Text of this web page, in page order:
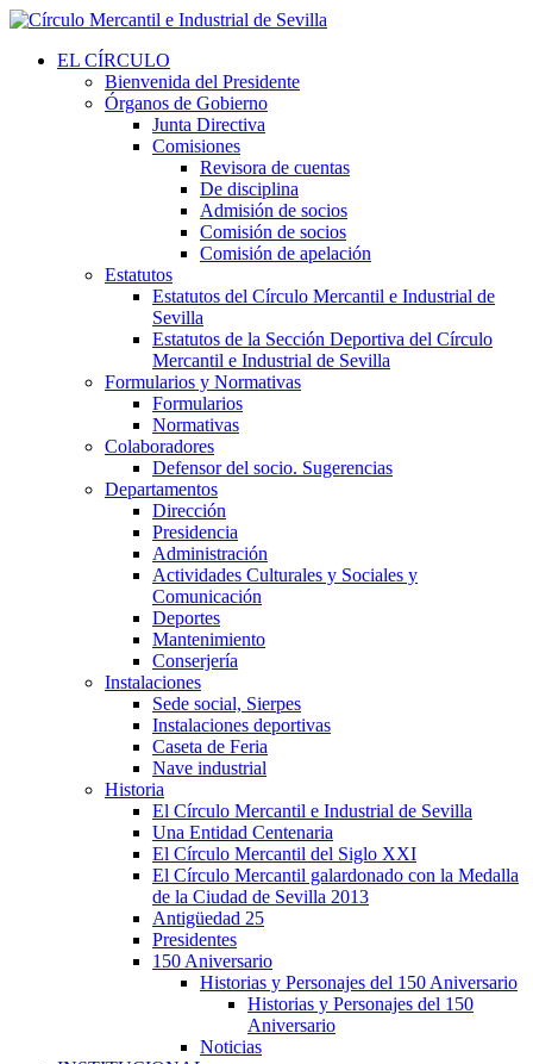
EL CÍRCULO
Bienvenida del Presidente
Órganos de Gobierno
Junta Directiva
Comisiones
Revisora de cuentas
De disciplina
Admisión de socios
Comisión de socios
Comisión de apelación
Estatutos
Estatutos del Círculo Mercantil e Industrial de
Sevilla
Estatutos de la Sección Deportiva del Círculo
Mercantil e Industrial de Sevilla
Formularios y Normativas
Formularios
Normativas
Colaboradores
Defensor del socio. Sugerencias
Departamentos
Dirección
Presidencia
Administración
Actividades Culturales y Sociales y
Comunicación
Deportes
Mantenimiento
Conserjería
Instalaciones
Sede social, Sierpes
Instalaciones deportivas
Caseta de Feria
Nave industrial
Historia
El Círculo Mercantil e Industrial de Sevilla
Una Entidad Centenaria
El Círculo Mercantil del Siglo XXI
El Círculo Mercantil galardonado con la Medalla
de la Ciudad de Sevilla 2013
Antigüedad 25
Presidentes
150 Aniversario
Historias y Personajes del 150 Aniversario
Historias y Personajes del 150
Aniversario
Noticias